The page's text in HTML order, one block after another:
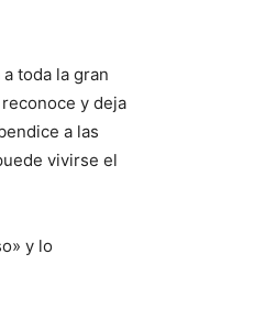
toda la gran
y deja
a las
vivirse el
y lo